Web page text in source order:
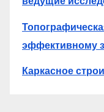
эффективному
Каркасное